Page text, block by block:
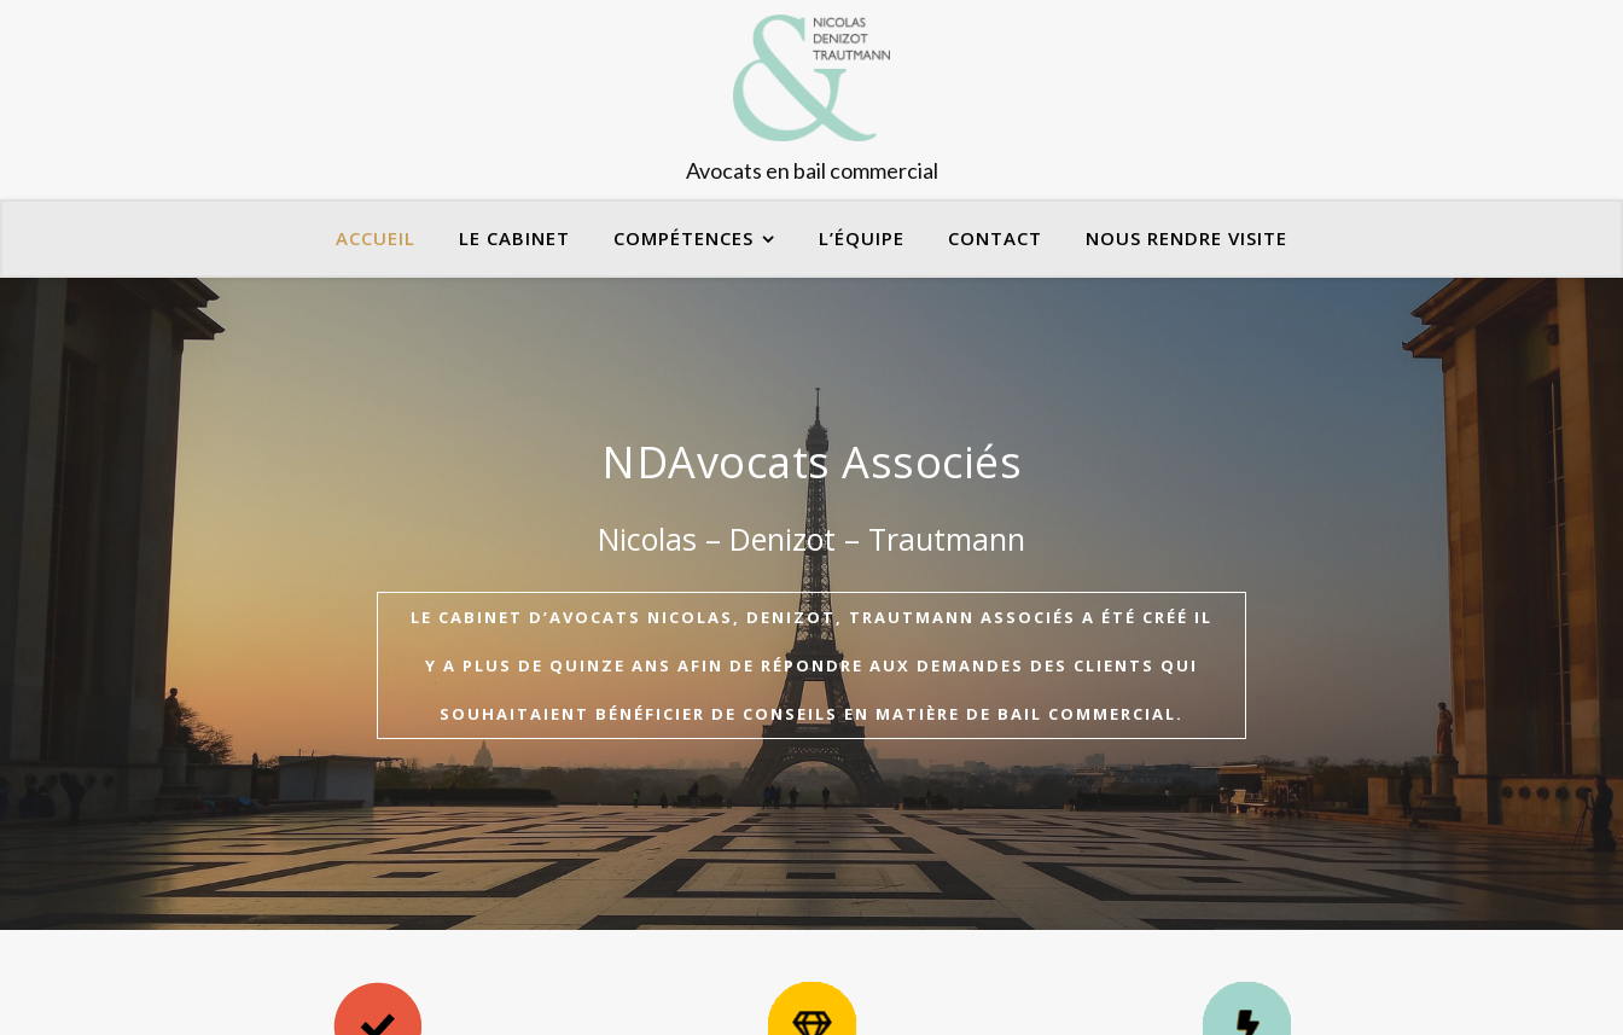
Avocats en bail commercial
ACCUEIL LE CABINET COMPÉTENCES L’ÉQUIPE CONTACT NOUS RENDRE VISITE
NDAvocats Associés
Nicolas – Denizot – Trautmann
LE CABINET D’AVOCATS NICOLAS, DENIZOT, TRAUTMANN ASSOCIÉS A ÉTÉ CRÉÉ IL
Y A PLUS DE QUINZE ANS AFIN DE RÉPONDRE AUX DEMANDES DES CLIENTS QUI
SOUHAITAIENT BÉNÉFICIER DE CONSEILS EN MATIÈRE DE BAIL COMMERCIAL.